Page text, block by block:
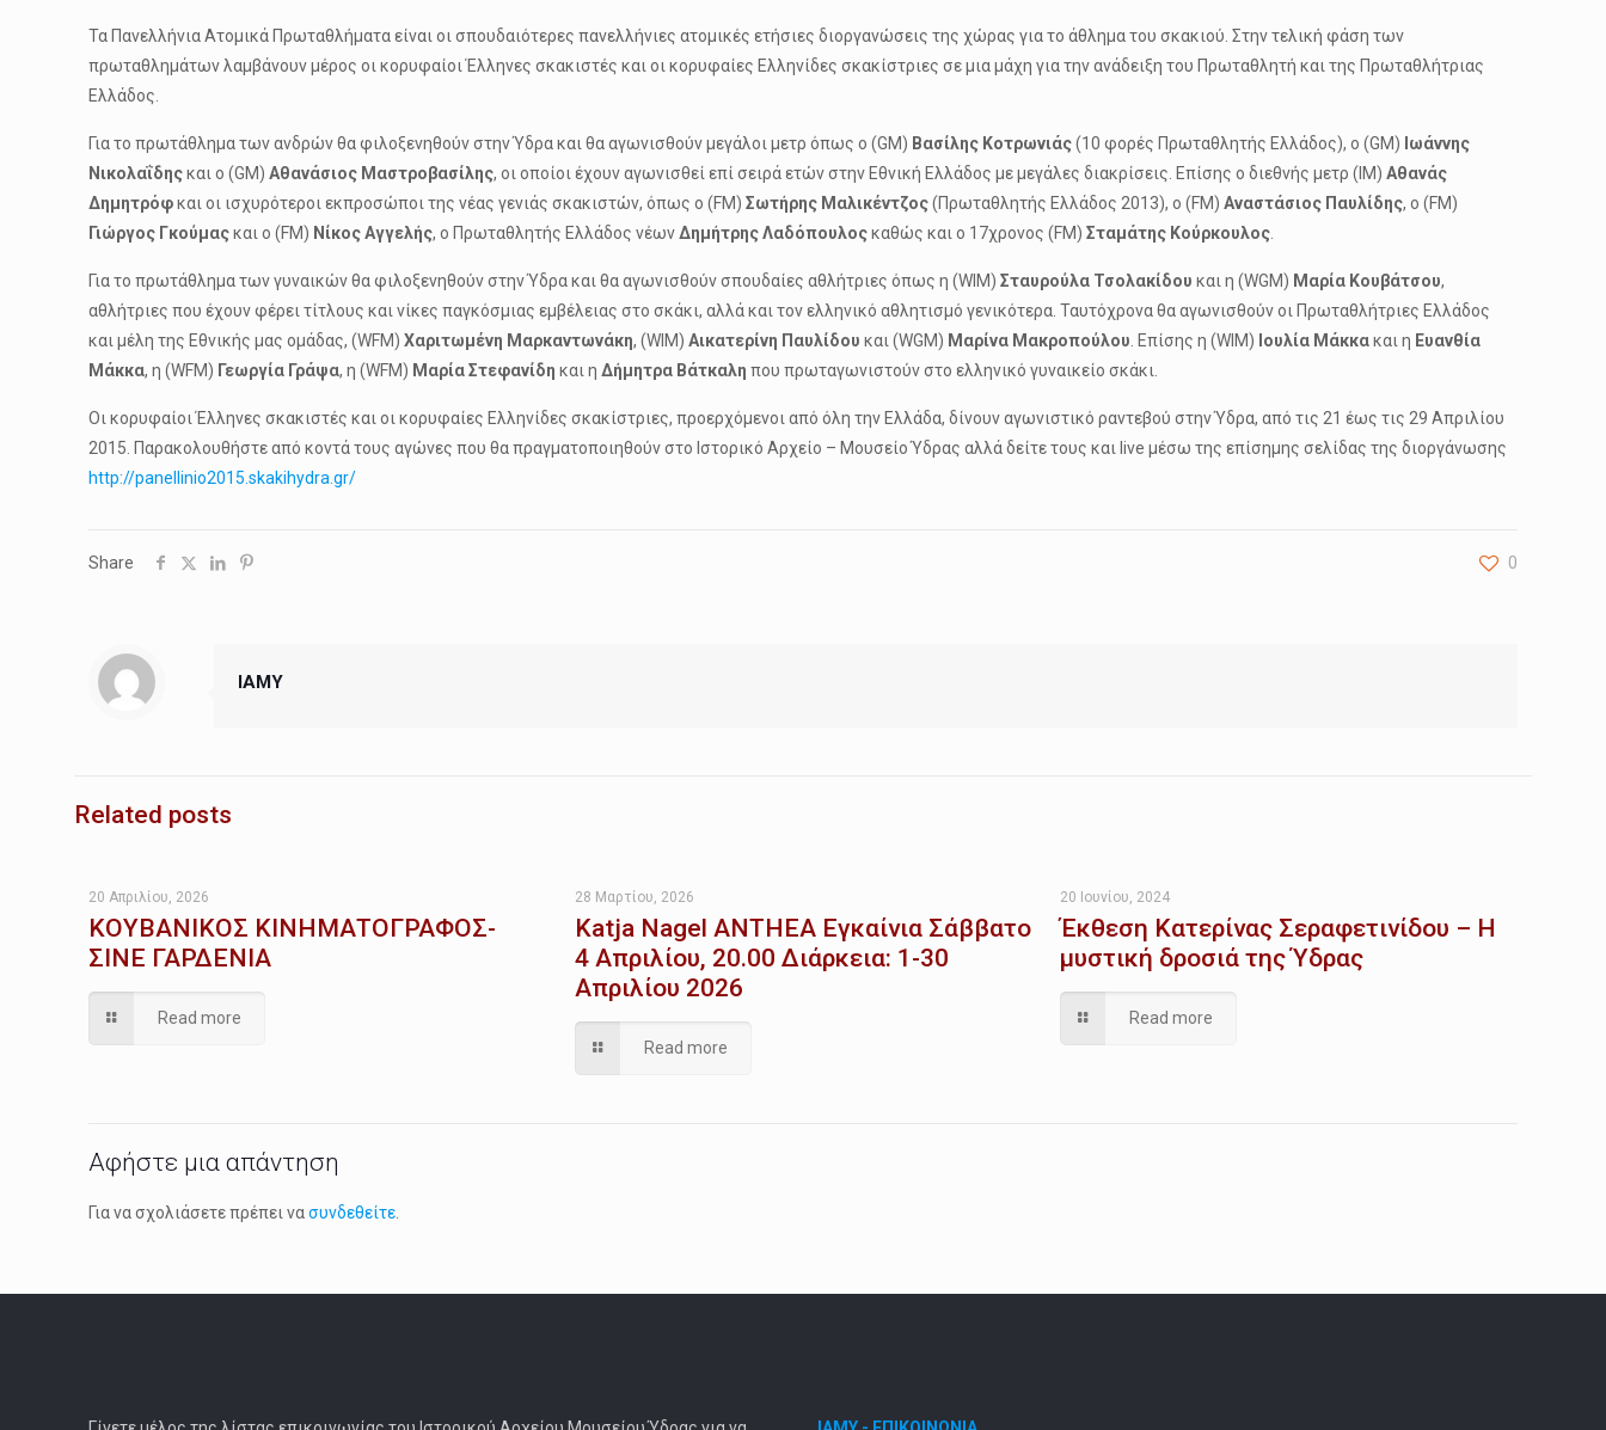
Τα Πανελλήνια Ατομικά Πρωταθλήματα είναι οι σπουδαιότερες πανελλήνιες ατομικές ετήσιες διοργανώσεις της χώρας για το άθλημα του σκακιού. Στην τελική φάση των
πρωταθλημάτων λαμβάνουν μέρος οι κορυφαίοι Έλληνες σκακιστές και οι κορυφαίες Ελληνίδες σκακίστριες σε μια μάχη για την ανάδειξη του Πρωταθλητή και της Πρωταθλήτριας
Ελλάδος.
Για το πρωτάθλημα των ανδρών θα φιλοξενηθούν στην Ύδρα και θα αγωνισθούν μεγάλοι μετρ όπως ο (GM) Βασίλης Κοτρωνιάς(10 φορές Πρωταθλητής Ελλάδος), ο (GM) Ιωάννης
Νικολαΐδηςκαι ο (GM)Αθανάσιος Μαστροβασίλης, οι οποίοι έχουν αγωνισθεί επί σειρά ετών στην Εθνική Ελλάδος με μεγάλες διακρίσεις. Επίσης ο διεθνής μετρ (IM)Αθανάς
Δημητρόφκαι οι ισχυρότεροι εκπροσώποι της νέας γενιάς σκακιστών, όπως ο (FM)Σωτήρης Μαλικέντζος(Πρωταθλητής Ελλάδος 2013), ο (FM)Αναστάσιος Παυλίδης, ο (FM)
Γιώργος Γκούμαςκαι ο (FM) Νίκος Αγγελής, ο Πρωταθλητής Ελλάδος νέωνΔημήτρης Λαδόπουλοςκαθώς και ο 17χρονος (FM)Σταμάτης Κούρκουλος.
Για το πρωτάθλημα των γυναικών θα φιλοξενηθούν στην Ύδρα και θα αγωνισθούν σπουδαίες αθλήτριες όπως η (WIM)Σταυρούλα Τσολακίδου και η (WGM) Μαρία Κουβάτσου,
αθλήτριες που έχουν φέρει τίτλους και νίκες παγκόσμιας εμβέλειας στο σκάκι, αλλά και τον ελληνικό αθλητισμό γενικότερα. Ταυτόχρονα θα αγωνισθούν οι Πρωταθλήτριες Ελλάδος
και μέλη της Εθνικής μας ομάδας, (WFM)Χαριτωμένη Μαρκαντωνάκη, (WIM)Αικατερίνη Παυλίδου και (WGM) Μαρίνα Μακροπούλου. Επίσης η (WIM) Ιουλία Μάκκακαι η Ευανθία
Μάκκα, η (WFM) Γεωργία Γράψα, η (WFM) Μαρία Στεφανίδη και ηΔήμητρα Βάτκαλη που πρωταγωνιστούν στο ελληνικό γυναικείο σκάκι.
Οι κορυφαίοι Έλληνες σκακιστές και οι κορυφαίες Ελληνίδες σκακίστριες, προερχόμενοι από όλη την Ελλάδα, δίνουν αγωνιστικό ραντεβού στην Ύδρα, από τις 21 έως τις 29 Απριλίου
2015. Παρακολουθήστε από κοντά τους αγώνες που θα πραγματοποιηθούν στο Ιστορικό Αρχείο – Μουσείο Ύδρας αλλά δείτε τους και live μέσω της επίσημης σελίδας της διοργάνωσης
http://panellinio2015.skakihydra.gr/
Share 0
IAMY
Related posts
20 Απριλίου, 2026
ΚΟΥΒΑΝΙΚΟΣ ΚΙΝΗΜΑΤΟΓΡΑΦΟΣ-
ΣΙΝΕ ΓΑΡΔΕΝΙΑ
Read more
28 Μαρτίου, 2026
Katja Nagel ANTHEA Εγκαίνια Σάββατο
4 Απριλίου, 20.00 Διάρκεια: 1-30
Απριλίου 2026
Read more
20 Ιουνίου, 2024
Έκθεση Κατερίνας Σεραφετινίδου – Η
μυστική δροσιά της Ύδρας
Read more
Αφήστε μια απάντηση
Για να σχολιάσετε πρέπει νασυνδεθείτε.